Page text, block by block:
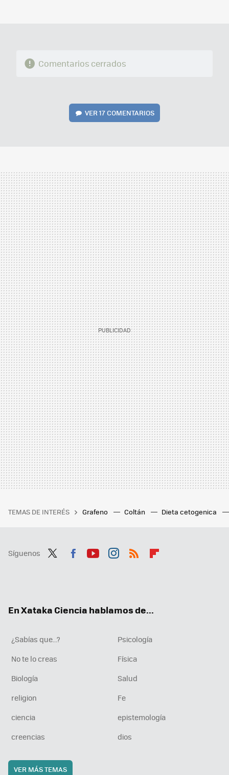
Comentarios cerrados
VER 17 COMENTARIOS
TEMAS DE INTERÉS Grafeno Coltán Dieta cetogenica
Síguenos
En Xataka Ciencia hablamos de...
¿Sabías que...?
Psicología
No te lo creas
Física
Biología
Salud
religion
Fe
ciencia
epistemología
creencias
dios
VER MÁS TEMAS